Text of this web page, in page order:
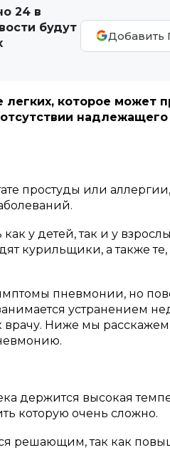
24 в
будут
Добавить
легких, которое может
простуды или
у детей, так и у
курильщики, а также те,
пневмонии, но
устранением
Ниже мы расскажем
держится высокая
которую очень сложно.
решающим, так как